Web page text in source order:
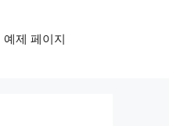
예제 페이지